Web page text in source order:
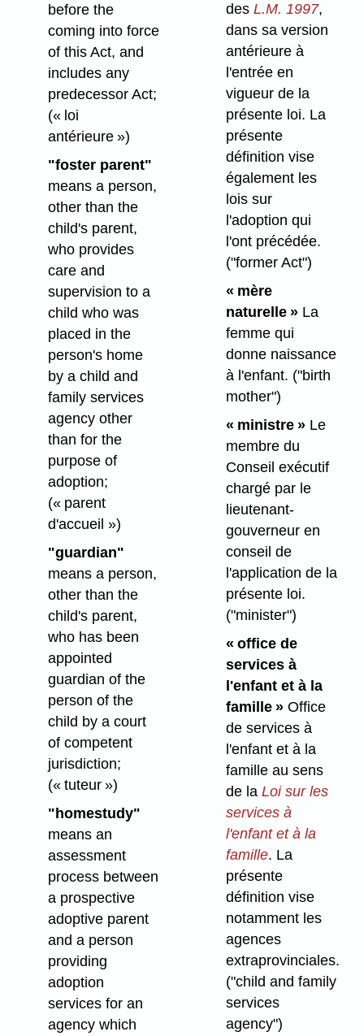
before the
coming into force
of this Act, and
includes any
predecessor Act;
(« loi
antérieure »)
"foster parent"
means a person,
other than the
child's parent,
who provides
care and
supervision to a
child who was
placed in the
person's home
by a child and
family services
agency other
than for the
purpose of
adoption;
(« parent
d'accueil »)
"guardian"
means a person,
other than the
child's parent,
who has been
appointed
guardian of the
person of the
child by a court
of competent
jurisdiction;
(« tuteur »)
"homestudy"
means an
assessment
process between
a prospective
adoptive parent
and a person
providing
adoption
services for an
agency which
des L.M. 1997,
dans sa version
antérieure à
l'entrée en
vigueur de la
présente loi. La
présente
définition vise
également les
lois sur
l'adoption qui
l'ont précédée.
("former Act")
« mère
naturelle »La
femme qui
donne naissance
à l'enfant. ("birth
mother")
« ministre »Le
membre du
Conseil exécutif
chargé par le
lieutenant-
gouverneur en
conseil de
l'application de la
présente loi.
("minister")
« office de
services à
l'enfant et à la
famille »Office
de services à
l'enfant et à la
famille au sens
de la Loi sur les
services à
l'enfant et à la
famille. La
présente
définition vise
notamment les
agences
extraprovinciales.
("child and family
services
agency")